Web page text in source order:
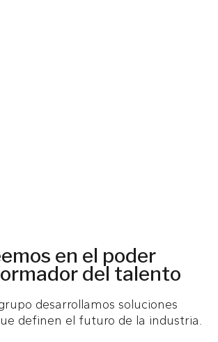
en el poder
del talento
desarrollamos soluciones
definen el futuro de la industria.